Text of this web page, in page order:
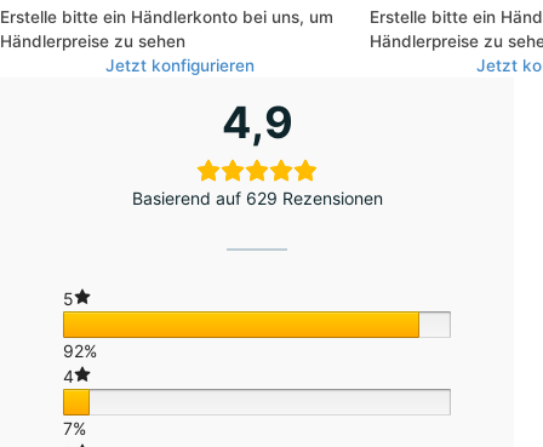
konfigurierbar
Erstelle bitte ein Händlerkonto bei uns, um
Händlerpreise zu sehen
Jetzt konfigurieren
(Oxford),
Erstelle bitte ein
Händlerpreise zu
Jetzt
4,9
Basierend auf 629 Rezensionen
5
92%
4
7%